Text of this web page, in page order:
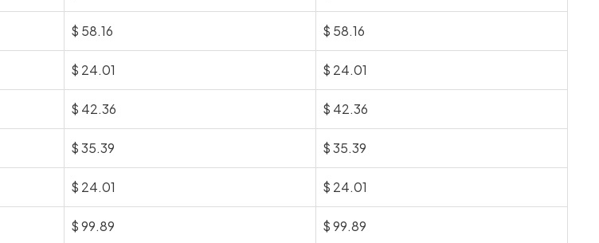
$ 58.16 $ 58.16
$ 24.01 $ 24.01
$ 42.36 $ 42.36
$35.39 $35.39
$ 24.01 $ 24.01
$99.89 $99.89